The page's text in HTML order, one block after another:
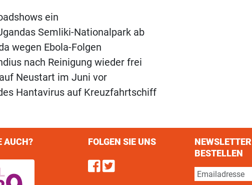
ein
Semliki-Nationalpark ab
wegen Ebola-Folgen
nach Reinigung wieder frei
Neustart im Juni vor
Hantavirus auf Kreuzfahrtschiff
AUCH? FOLGEN SIE UNS
Find us on Facebook
Follow us on Twitter
NEWSLETTER
BESTELLEN